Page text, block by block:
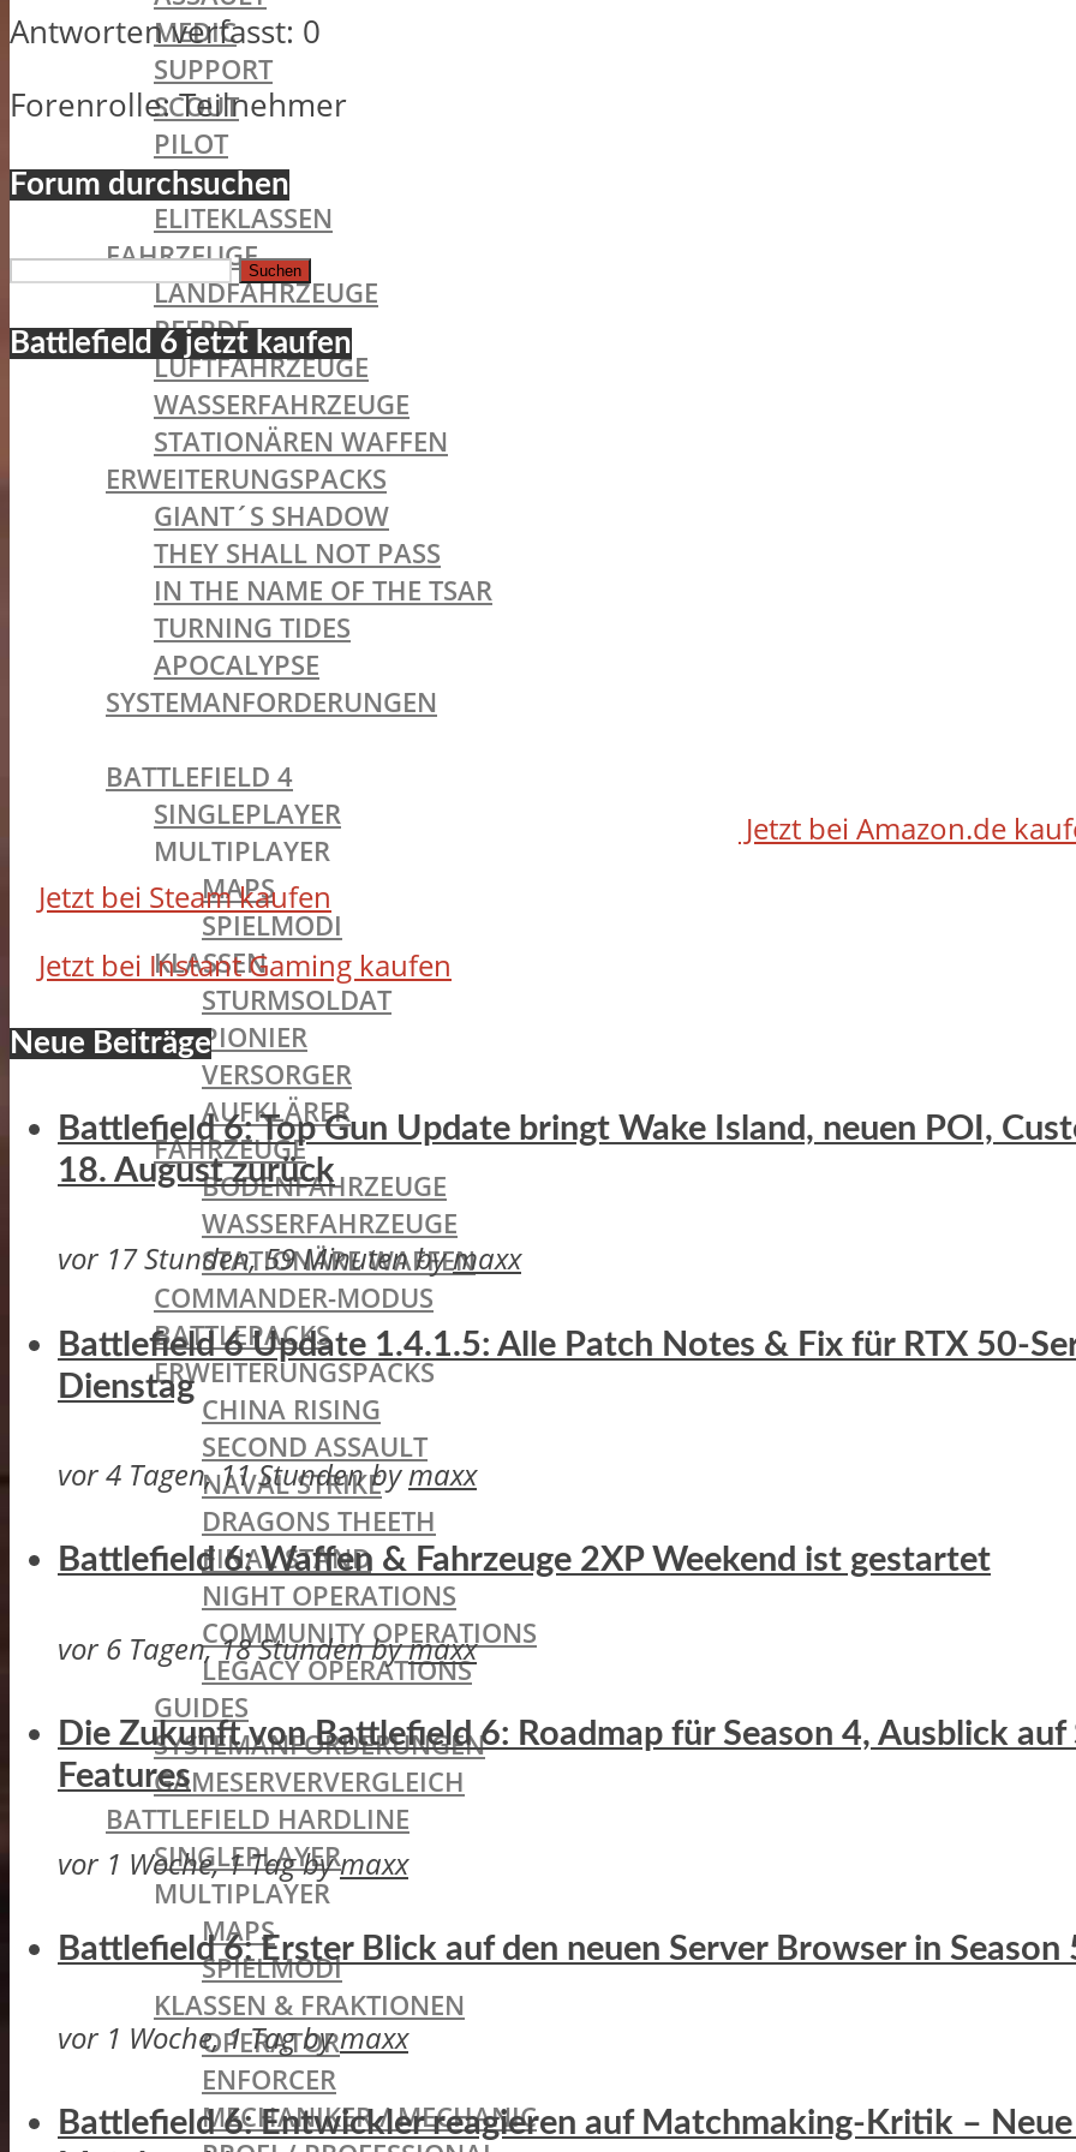
MEDIC
SUPPORT
SCOUT
PILOT
TANKER
ELITEKLASSEN
FAHRZEUGE
LANDFAHRZEUGE
PFERDE
LUFTFAHRZEUGE
WASSERFAHRZEUGE
STATIONÄREN WAFFEN
ERWEITERUNGSPACKS
GIANT´S SHADOW
THEY SHALL NOT PASS
IN THE NAME OF THE TSAR
TURNING TIDES
APOCALYPSE
SYSTEMANFORDERUNGEN
BATTLEFIELD 4
SINGLEPLAYER
MULTIPLAYER
MAPS
SPIELMODI
KLASSEN
STURMSOLDAT
PIONIER
VERSORGER
AUFKLÄRER
FAHRZEUGE
BODENFAHRZEUGE
WASSERFAHRZEUGE
STATIONÄRE WAFFEN
COMMANDER-MODUS
BATTLEPACKS
ERWEITERUNGSPACKS
CHINA RISING
SECOND ASSAULT
NAVAL STRIKE
DRAGONS THEETH
FINAL STAND
NIGHT OPERATIONS
COMMUNITY OPERATIONS
LEGACY OPERATIONS
GUIDES
SYSTEMANFORDERUNGEN
GAMESERVERVERGLEICH
BATTLEFIELD HARDLINE
SINGLEPLAYER
MULTIPLAYER
MAPS
SPIELMODI
KLASSEN & FRAKTIONEN
OPERATOR
ENFORCER
MECHANIKER / MECHANIC
Antworten verfasst: 0
Forenrolle: Teilnehmer
Forum durchsuchen
Suchen
Battlefield 6 jetzt kaufen
Jetzt bei Amazon.de
Jetzt bei Steam kaufen
Jetzt bei Instant Gaming kaufen
Neue Beiträge
Battlefield 6: Top Gun Update bringt Wake Island, neuen POI,
18. August zurück
vor 17 Stunden, 59 Minutenbymaxx
Battlefield 6 Update 1.4.1.5: Alle Patch Notes & Fix für RTX 50-
Dienstag
vor 4 Tagen, 11 Stundenbymaxx
Battlefield 6: Waffen & Fahrzeuge 2XP Weekend ist gestartet
vor 6 Tagen, 18 Stundenbymaxx
Die Zukunft von Battlefield 6: Roadmap für Season 4, Ausblick
Features
vor 1 Woche, 1 Tagbymaxx
Battlefield 6: Erster Blick auf den neuen Server Browser in Season
vor 1 Woche, 1 Tagbymaxx
Battlefield 6: Entwickler reagieren auf Matchmaking-Kritik –